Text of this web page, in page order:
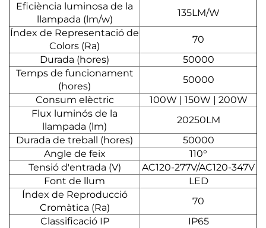
Eficiència luminosa de la
llampada (lm/w)
135LM/W
Índex de Representació de
Colors (Ra)
70
Durada (hores)
50000
Temps de funcionament
(hores)
50000
Consum elèctric
100W | 150W | 200W
Flux luminós de la
llampada (lm)
20250LM
Durada de treball (hores)
50000
Angle de feix
110°
Tensió d'entrada (V)
AC120-277V/AC120-347V
Font de llum
LED
Índex de Reproducció
Cromàtica (Ra)
70
Classificació IP
IP65